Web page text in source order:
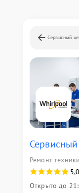
Сервисный
Ремонт
5,0
Открыто до